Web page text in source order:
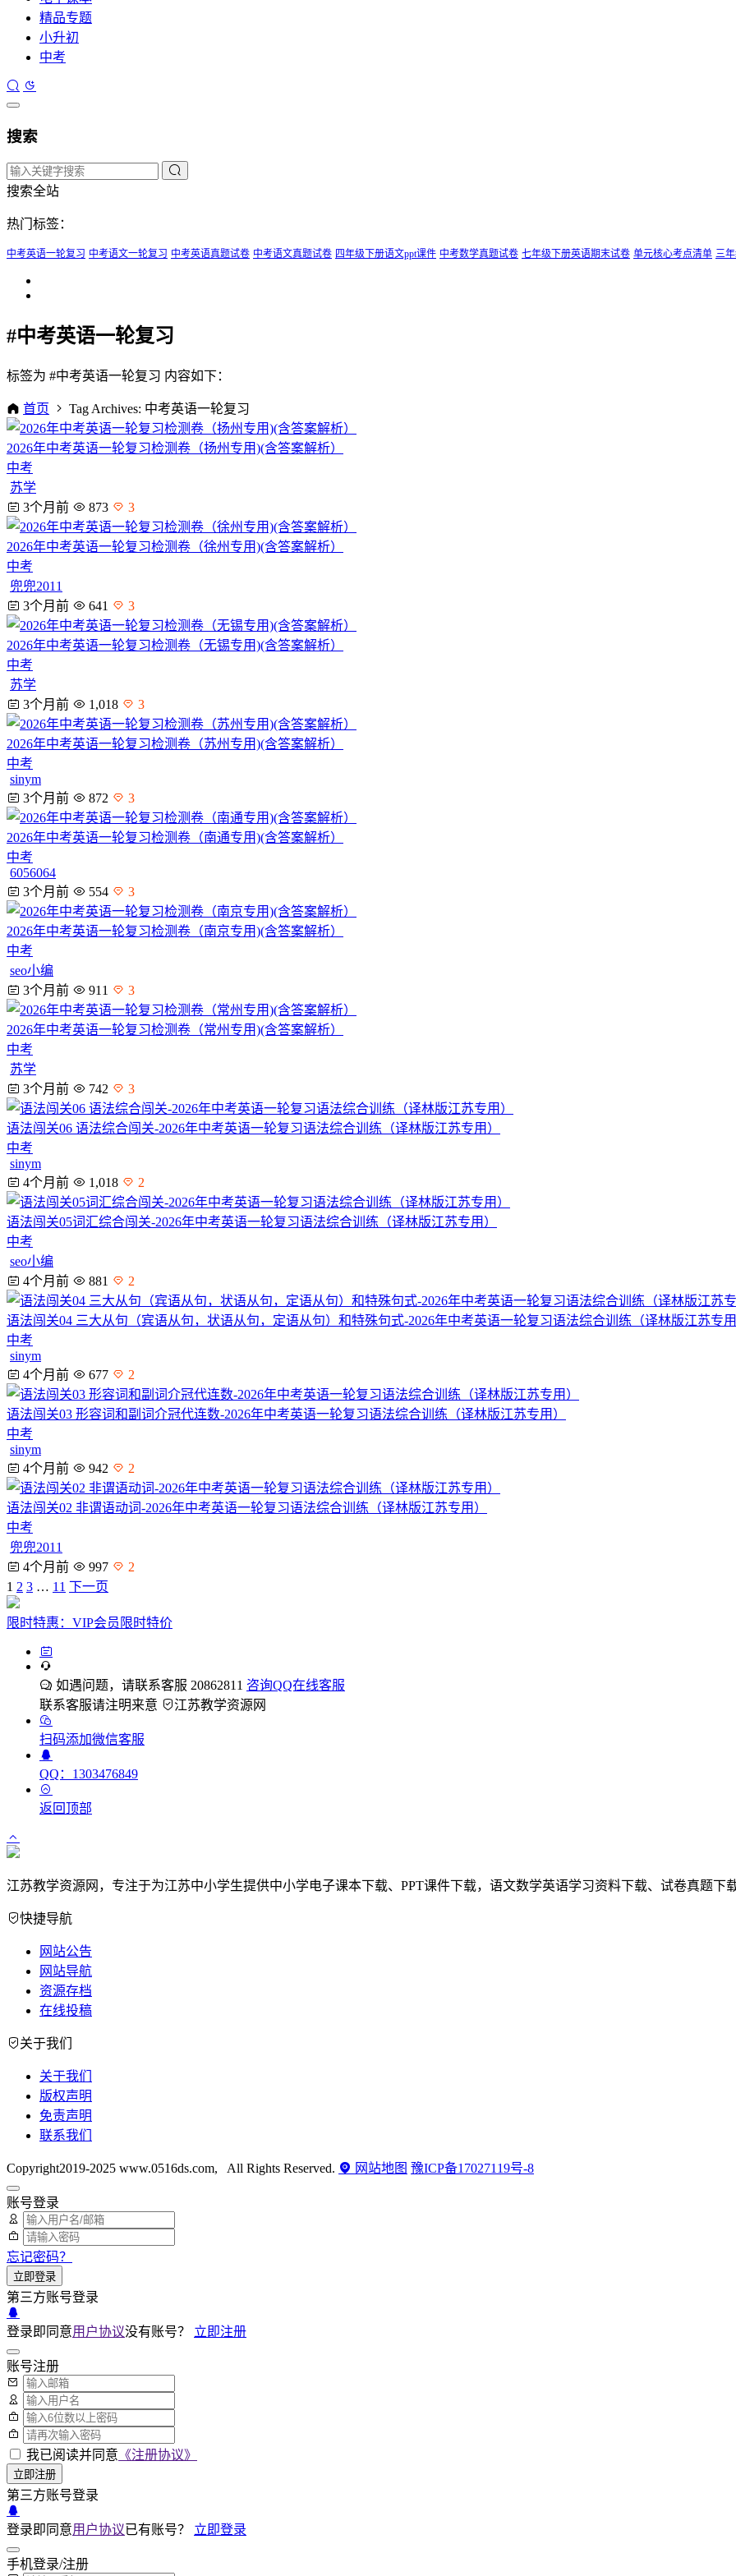
精品专题
小升初
中考
搜索
搜索全站
热门标签：
中考英语一轮复习 中考语文一轮复习 中考英语真题试卷 中考语文真题试卷 四年级下册语文ppt课件 中考数学真题试卷 七年级下册英语期末试卷 单元核心考点清单 三
#中考英语一轮复习
标签为 #中考英语一轮复习 内容如下：
首页 Tag Archives: 中考英语一轮复习
2026年中考英语一轮复习检测卷（扬州专用)(含答案解析）
中考
苏学
3个月前
873 3
2026年中考英语一轮复习检测卷（徐州专用)(含答案解析）
中考
兜兜2011
3个月前
641 3
2026年中考英语一轮复习检测卷（无锡专用)(含答案解析）
中考
苏学
3个月前
1,018 3
2026年中考英语一轮复习检测卷（苏州专用)(含答案解析）
中考
sinym
3个月前
872 3
2026年中考英语一轮复习检测卷（南通专用)(含答案解析）
中考
6056064
3个月前
554 3
2026年中考英语一轮复习检测卷（南京专用)(含答案解析）
中考
seo小编
3个月前
911 3
2026年中考英语一轮复习检测卷（常州专用)(含答案解析）
中考
苏学
3个月前
742 3
语法闯关06 语法综合闯关-2026年中考英语一轮复习语法综合训练（译林版江苏专用）
中考
sinym
4个月前
1,018 2
语法闯关05词汇综合闯关-2026年中考英语一轮复习语法综合训练（译林版江苏专用）
中考
seo小编
4个月前
881 2
语法闯关04 三大从句（宾语从句，状语从句，定语从句）和特殊句式-2026年中考英语一轮复习语法综合训练（译林版江苏专
中考
sinym
4个月前
677 2
语法闯关03 形容词和副词介冠代连数-2026年中考英语一轮复习语法综合训练（译林版江苏专用）
中考
sinym
4个月前
942 2
语法闯关02 非谓语动词-2026年中考英语一轮复习语法综合训练（译林版江苏专用）
中考
兜兜2011
4个月前
997
2
1 2 3 … 11 下一页
限时特惠：VIP会员限时特价
如遇问题，请联系客服 20862811 咨询QQ在线客服
联系客服请注明来意
江苏教学资源网
扫码添加微信客服
QQ：1303476849
返回顶部
江苏教学资源网，专注于为江苏中小学生提供中小学电子课本下载、PPT课件下载，语文数学英语学习资料下载、试卷真题
快捷导航
网站公告
网站导航
资源存档
在线投稿
关于我们
关于我们
版权声明
免责声明
联系我们
Copyright2019-2025 www.0516ds.com, All Rights Reserved. 网站地图 豫ICP备17027119号-8
账号登录
忘记密码？
立即登录
第三方账号登录
登录即同意用户协议没有账号？ 立即注册
账号注册
我已阅读并同意 《注册协议》
立即注册
第三方账号登录
登录即同意用户协议已有账号？ 立即登录
手机登录/注册